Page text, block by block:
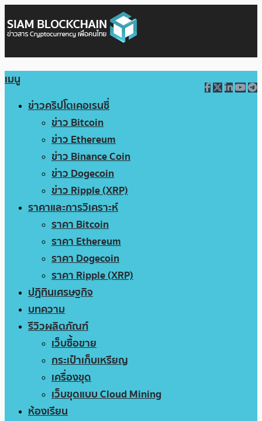
เมนู
ข่าวคริปโตเคอเรนซี่
ข่าว Bitcoin
ข่าว Ethereum
ข่าว Binance Coin
ข่าว Dogecoin
ข่าว Ripple (XRP)
ราคาและการวิเคราะห์
ราคา Bitcoin
ราคา Ethereum
ราคา Dogecoin
ราคา Ripple (XRP)
ปฏิทินเศรษฐกิจ
บทความ
รีวิวผลิตภัณฑ์
เว็บซื้อขาย
กระเป๋าเก็บเหรียญ
เครื่องขุด
เว็บขุดแบบ Cloud Mining
ห้องเรียน